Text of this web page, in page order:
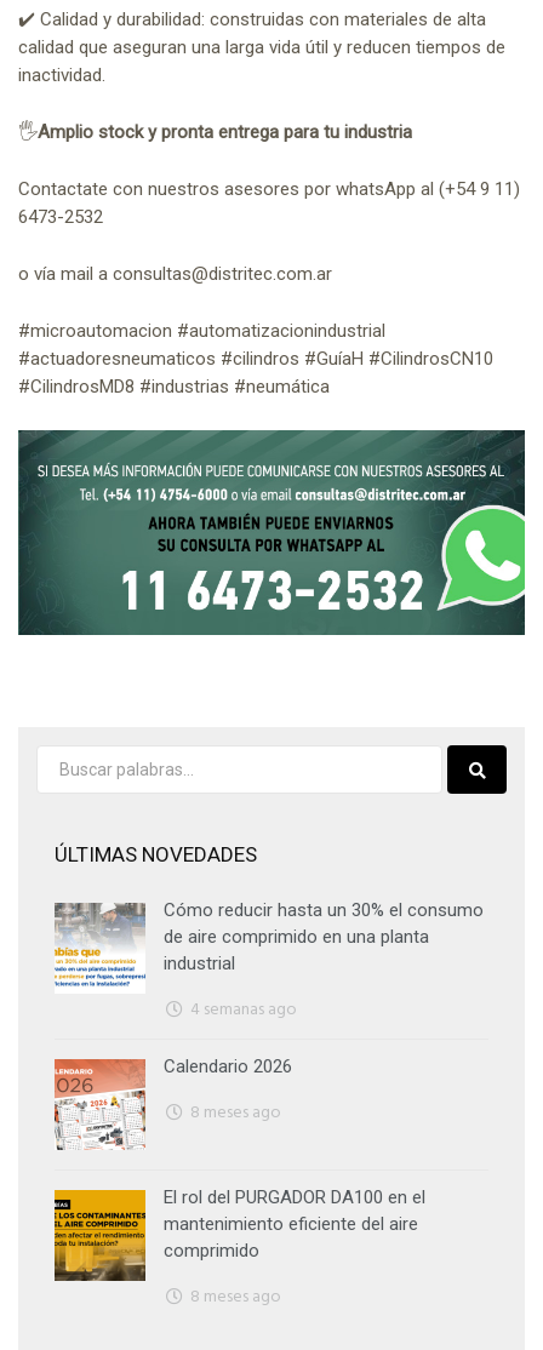
✔️​ Calidad y durabilidad: construidas con materiales de alta
calidad que aseguran una larga vida útil y reducen tiempos de
inactividad.
🖐️Amplio stock y pronta entrega para tu industria
Contactate con nuestros asesores por whatsApp al (+54 9 11)
6473-2532
o vía mail a consultas@distritec.com.ar
#microautomacion #automatizacionindustrial
#actuadoresneumaticos #cilindros #GuíaH #CilindrosCN10
#CilindrosMD8 #industrias #neumática
ÚLTIMAS NOVEDADES
Cómo reducir hasta un 30% el consumo
de aire comprimido en una planta
industrial
4 semanas ago
Calendario 2026
8 meses ago
El rol del PURGADOR DA100 en el
mantenimiento eficiente del aire
comprimido
8 meses ago